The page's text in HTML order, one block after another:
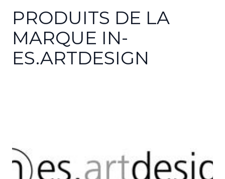
PRODUITS DE LA
MARQUE IN-
ES.ARTDESIGN